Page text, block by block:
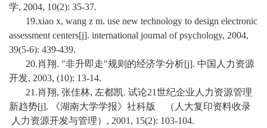
学, 2004, 10(2): 35-37.
19.xiao x, wang z m. use new technology to design electronic
assessment centers[j]. international journal of psychology, 2004,
39(5-6): 439-439.
20.肖翔. "非升即走"规则的经济学分析[j]. 中国人力资源
开发, 2003, (10): 13-14.
21.肖翔, 张佳林, 左都凯. 试论21世纪企业人力资源管理
新趋势[j]. 《湖南大学学报》社科版 （人大复印资料收录
人力资源开发与管理）, 2001, 15(2): 103-104.